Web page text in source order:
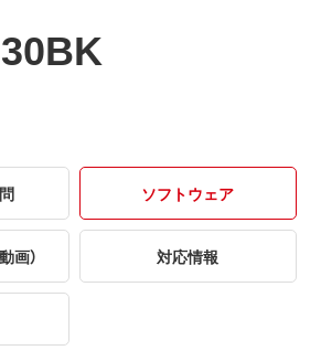
ソフトウェア
画） 対応情報